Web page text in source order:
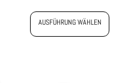
AUSFÜHRUNG WÄHLEN